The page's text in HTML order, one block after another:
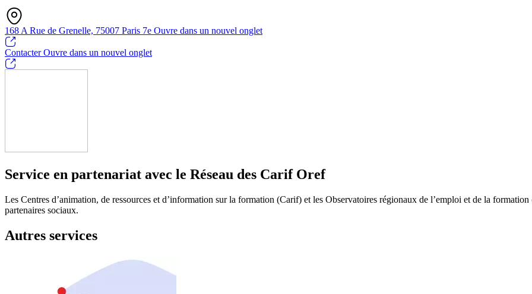
168 A Rue de Grenelle, 75007 Paris 7e Ouvre dans un nouvel onglet
ContacterOuvre dans un nouvel onglet
Service en partenariat avec le Réseau des Carif Oref
Les Centres d’animation, de ressources et d’information sur la formation (Carif) et les Observatoires régionaux de l’emploi et de la
partenaires sociaux.
Autres services